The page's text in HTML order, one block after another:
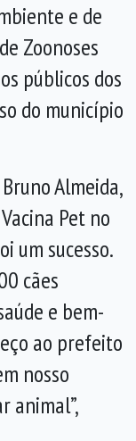
e de
Zoonoses
públicos dos
do município
Almeida,
Pet no
um sucesso.
cães
e bem-
ao prefeito
nosso
animal”,